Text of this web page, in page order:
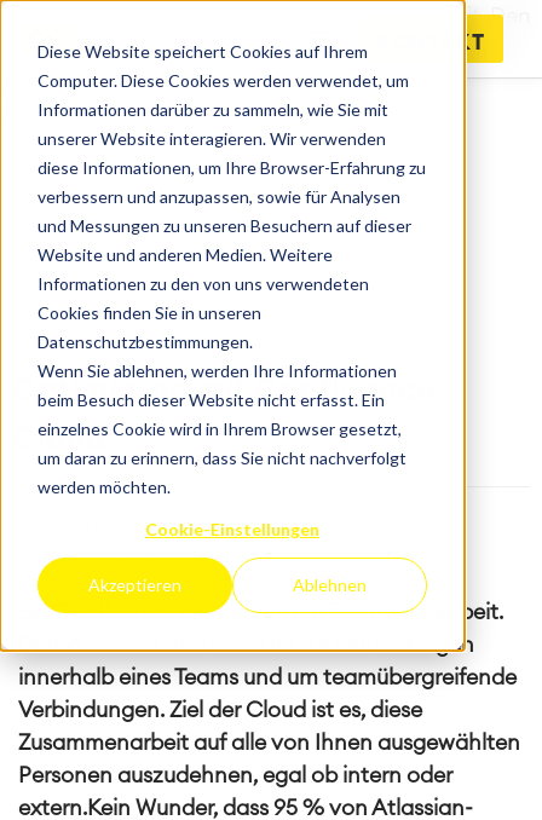
Diese Website speichert Cookies auf Ihrem
Computer. Diese Cookies werden verwendet, um
Informationen darüber zu sammeln, wie Sie mit
unserer Website interagieren. Wir verwenden
diese Informationen, um Ihre Browser-Erfahrung zu
verbessern und anzupassen, sowie für Analysen
und Messungen zu unseren Besuchern auf dieser
Website und anderen Medien. Weitere
Informationen zu den von uns verwendeten
Cookies finden Sie in unseren
Datenschutzbestimmungen.
Wenn Sie ablehnen, werden Ihre Informationen
beim Besuch dieser Website nicht erfasst. Ein
einzelnes Cookie wird in Ihrem Browser gesetzt,
um daran zu erinnern, dass Sie nicht nachverfolgt
werden möchten.
Cookie-Einstellungen
Akzeptieren Ablehnen
KONTAKT
Bei Confluence geht es um die Zusammenarbeit. Den
Wissensaustausch. Um die Verbindungen innerhalb
eines Teams und um teamübergreifende
Verbindungen.
Optimieren mit Confluence
Cloud
[Atlassian Cloud], [Confluence],
[DocumentDownload]
Bei Confluence geht es um die Zusammenarbeit.
Den Wissensaustausch. Um die Verbindungen
innerhalb eines Teams und um teamübergreifende
Verbindungen. Ziel der Cloud ist es, diese
Zusammenarbeit auf alle von Ihnen ausgewählten
Personen auszudehnen, egal ob intern oder
extern.Kein Wunder, dass 95 % von Atlassian-